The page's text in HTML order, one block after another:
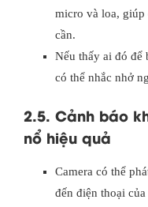
micro và loa, giúp
cần.
Nếu thấy ai đó để
có thể nhắc nhở
2.5. Cảnh báo
nổ hiệu quả
Camera có thể
đến điện thoại